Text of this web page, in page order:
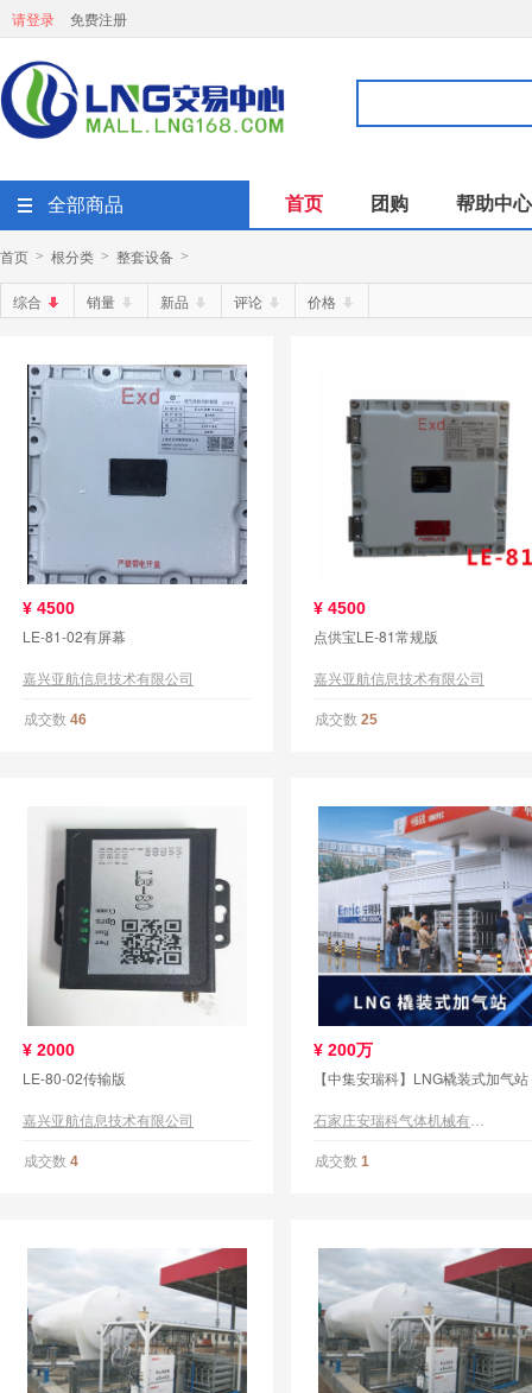
请登录 免费注册
全部商品 首页 团购 帮助中心
首页 > 根分类 > 整套设备 >
综合 销量 新品 评论 价格
¥ 4500
LE-81-02有屏幕
嘉兴亚航信息技术有限公司
成交数 46
¥ 4500
点供宝LE-81常规版
嘉兴亚航信息技术有限公司
成交数 25
¥ 2000
LE-80-02传输版
嘉兴亚航信息技术有限公司
成交数 4
¥ 200万
【中集安瑞科】LNG橇装式加气站
成交数 1